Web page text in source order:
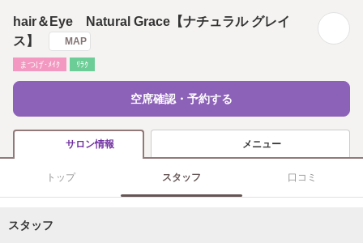
hair＆Eye Natural Grace【ナチュラル グレイ
ス】
MAP
まつげ･ﾒｲｸ ﾘﾗｸ
空席確認・予約する
サロン情報 メニュー
トップ スタッフ 口コミ
スタッフ